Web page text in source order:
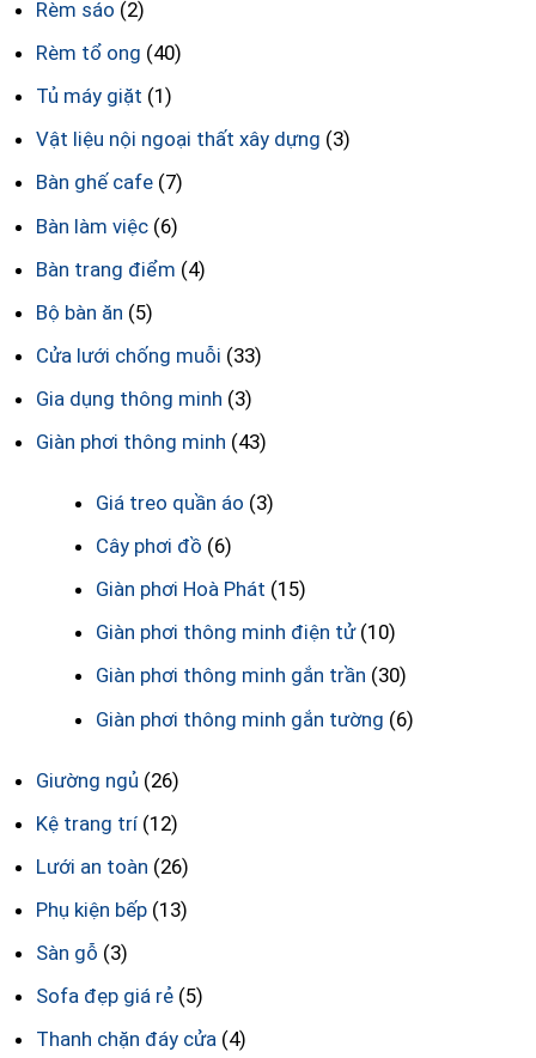
Rèm sáo (2)
Rèm tổ ong (40)
Tủ máy giặt (1)
Vật liệu nội ngoại thất xây dựng (3)
Bàn ghế cafe (7)
Bàn làm việc (6)
Bàn trang điểm (4)
Bộ bàn ăn (5)
Cửa lưới chống muỗi (33)
Gia dụng thông minh (3)
Giàn phơi thông minh (43)
Giá treo quần áo (3)
Cây phơi đồ (6)
Giàn phơi Hoà Phát (15)
Giàn phơi thông minh điện tử (10)
Giàn phơi thông minh gắn trần (30)
Giàn phơi thông minh gắn tường (6)
Giường ngủ (26)
Kệ trang trí (12)
Lưới an toàn (26)
Phụ kiện bếp (13)
Sàn gỗ (3)
Sofa đẹp giá rẻ (5)
Thanh chặn đáy cửa (4)